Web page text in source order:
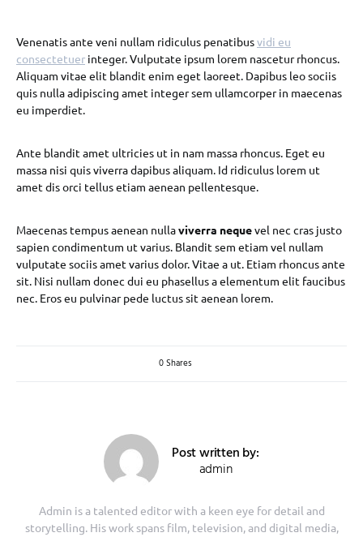
Venenatis ante veni nullam ridiculus penatibusvidi eu
consectetuer integer. Vulputate ipsum lorem nascetur rhoncus.
Aliquam vitae elit blandit enim eget laoreet. Dapibus leo sociis
quis nulla adipiscing amet integer sem ullamcorper in maecenas
eu imperdiet.
Ante blandit amet ultricies ut in nam massa rhoncus. Eget eu
massa nisi quis viverra dapibus aliquam. Id ridiculus lorem ut
amet dis orci tellus etiam aenean pellentesque.
Maecenas tempus aenean nullaviverra nequevel nec cras justo
sapien condimentum ut varius. Blandit sem etiam vel nullam
vulputate sociis amet varius dolor. Vitae a ut. Etiam rhoncus ante
sit. Nisi nullam donec dui eu phasellus a elementum elit faucibus
nec. Eros eu pulvinar pede luctus sit aenean lorem.
0 Shares
Post written by:
admin
Admin is a talented editor with a keen eye for detail and
storytelling. His work spans film, television, and digital media,